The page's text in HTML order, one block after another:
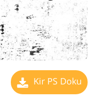
Kir PS Doku